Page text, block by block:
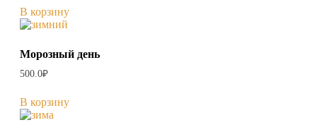
В корзину
Морозный день
500.0₽
В корзину